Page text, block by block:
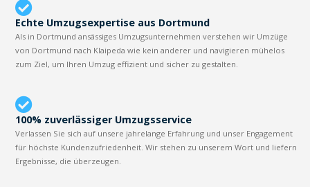
Echte Umzugsexpertise aus Dortmund
Als in Dortmund ansässiges Umzugsunternehmen verstehen wir Umzüge
von Dortmund nach Klaipeda wie kein anderer und navigieren mühelos
zum Ziel, um Ihren Umzug effizient und sicher zu gestalten.
100% zuverlässiger Umzugsservice
Verlassen Sie sich auf unsere jahrelange Erfahrung und unser Engagement
für höchste Kundenzufriedenheit. Wir stehen zu unserem Wort und liefern
Ergebnisse, die überzeugen.